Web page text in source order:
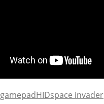
gamepadHIDspace invader